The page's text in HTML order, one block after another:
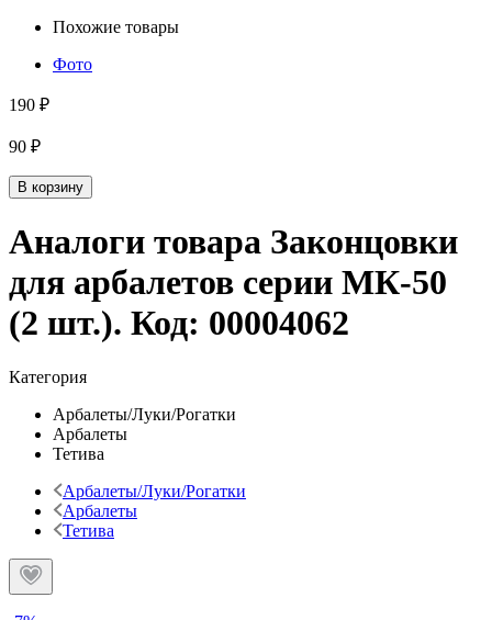
Похожие товары
Фото
190 ₽
90 ₽
В корзину
Аналоги товара Законцовки
для арбалетов серии МК-50
(2 шт.). Код: 00004062
Категория
Арбалеты/Луки/Рогатки
Арбалеты
Тетива
Арбалеты/Луки/Рогатки
Арбалеты
Тетива